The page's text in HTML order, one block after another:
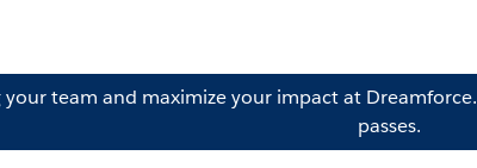
your team and maximize your impact at Dreamforce.
passes.